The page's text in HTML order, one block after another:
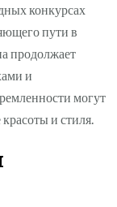
конкурсах
пути в
продолжает
и
могут
и стиля.